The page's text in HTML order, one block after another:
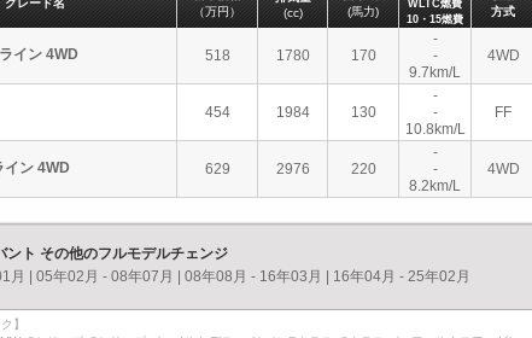
グレード名
（万円）
(cc)
(馬力)
WLTC燃費
10・15燃費
方式
イン 4WD 518 1780 170
-
-
9.7km/L
4WD
454 1984 130
-
-
10.8km/L
FF
イン 4WD 629 2976 220
-
-
8.2km/L
4WD
ント その他のフルモデルチェンジ
月
05年02月 - 08年07月 08年08月 - 16年03月 16年04月 - 25年02月
】